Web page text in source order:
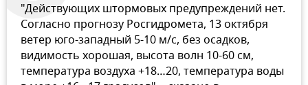
"Действующих штормовых предупреждений нет.
Согласно прогнозу Росгидромета, 13 октября
ветер юго-западный 5-10 м/с, без осадков,
видимость хорошая, высота волн 10-60 см,
температура воздуха +18…20, температура воды